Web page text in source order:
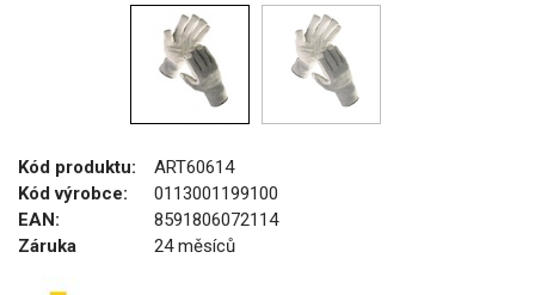
Kód produktu:
ART60614
Kód výrobce:
0113001199100
EAN:
8591806072114
Záruka
24 měsíců